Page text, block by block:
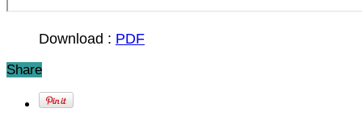
Download : PDF
Share